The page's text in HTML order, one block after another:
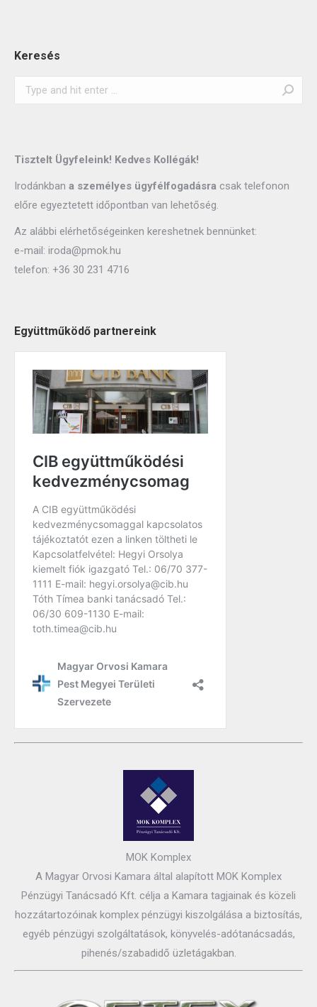
Keresés
Search:
Tisztelt Ügyfeleink! Kedves Kollégák!
Irodánkban a személyes ügyfélfogadásra csak telefonon
előre egyeztetett időpontban van lehetőség.
Az alábbi elérhetőségeinken kereshetnek bennünket:
e-mail: iroda@pmok.hu
telefon: +36 30 231 4716
Együttműködő partnereink
MOK Komplex
A Magyar Orvosi Kamara által alapított MOK Komplex
Pénzügyi Tanácsadó Kft. célja a Kamara tagjainak és közeli
hozzátartozóinak komplex pénzügyi kiszolgálása a biztosítás,
egyéb pénzügyi szolgáltatások, könyvelés-adótanácsadás,
pihenés/szabadidő üzletágakban.